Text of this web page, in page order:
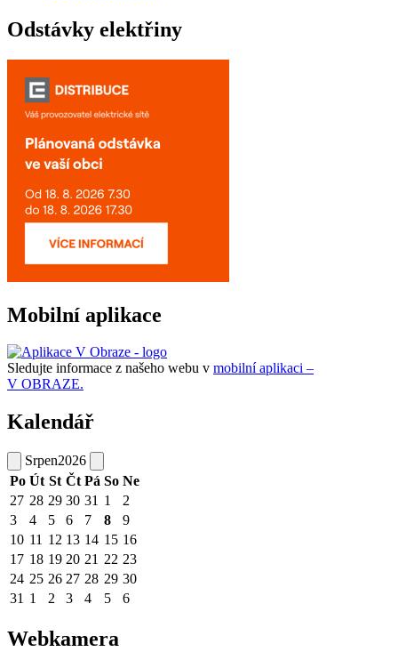
Odstávky elektřiny
Mobilní aplikace
Sledujte informace z našeho webu v mobilní aplikaci –
V OBRAZE.
Kalendář
Srpen2026
Po Út St Čt Pá So Ne
27 28 29 30 31 1
2
3
4 5 6 7 8
9
10 11 12 13 14 15 16
17 18 19 20 21 22 23
24 25 26 27 28 29 30
31 1 2 3 4 5 6
Webkamera